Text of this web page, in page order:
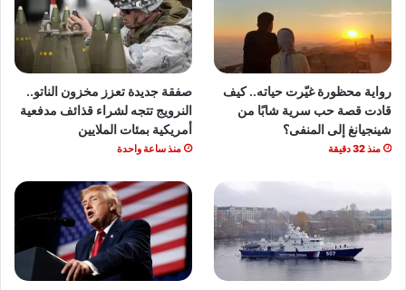
رواية محظورة غيّرت حياته.. كيف
قادت قصة حب سرية شابًا من
شينجيانغ إلى المنفى؟
منذ 32 دقيقة
صفقة جديدة تعزز مخزون الناتو..
النرويج تتجه لشراء قذائف مدفعية
أمريكية بمئات الملايين
منذ ساعة واحدة